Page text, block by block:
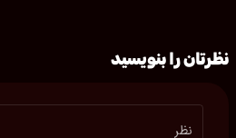
نظرتان را بنویسید
نظر